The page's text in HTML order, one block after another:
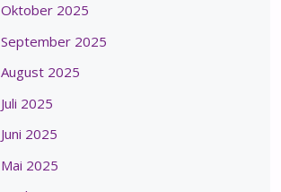
Oktober 2025
September 2025
August 2025
Juli 2025
Juni 2025
Mai 2025